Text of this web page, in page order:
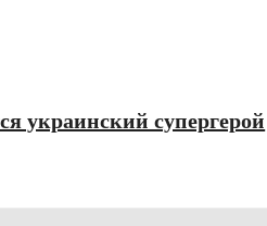
украинский супергерой